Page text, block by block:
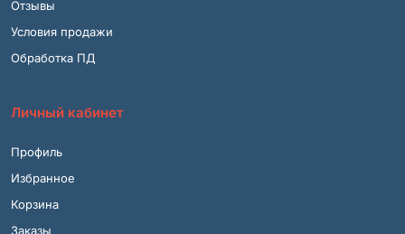
Отзывы
Условия продажи
Обработка ПД
Личный кабинет
Профиль
Избранное
Корзина
Заказы